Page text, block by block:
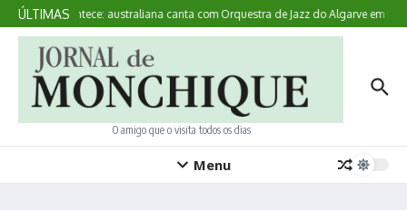
Ir para o conteúdo
ÚLTIMAS
Aqui Acontece: australiana canta com Orquestra de Jazz do Algarve em
O amigo que o visita todos os dias
Menu